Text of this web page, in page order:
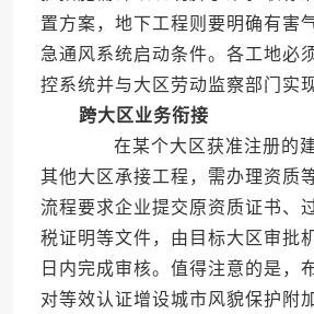
置方案，地下工程则要明确有害
急通风系统启动条件。各工地必
控系统并与大区劳动监察部门实
跨大区业务衔接
在某个大区获准注册的建
其他大区承接工程，需办理资质
流程要求企业提交原资质证书、
税证明等文件，由目标大区审批
日内完成审核。值得注意的是，
对等效认证增设城市风貌保护附